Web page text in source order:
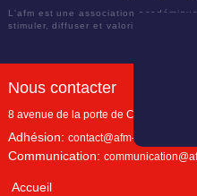
L'afm est une association
stimuler, diffuser et valoriser le savoir
Nous contacter
8 avenue de la porte de Champerret
Adhésion: contact@afm-marketing.org
Communication:
Accueil